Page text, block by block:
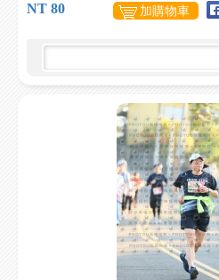
NT 80 加購物車